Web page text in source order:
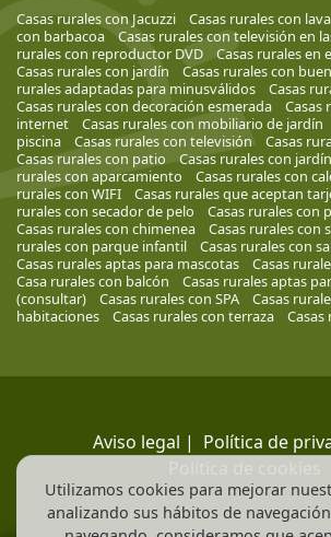
Casas rurales con Jacuzzi Casas rurales con
con barbacoa
Casas rurales con televisión en
rurales con reproductor DVD
Casas rurales en
Casas rurales con jardín
Casas rurales con
rurales adaptadas para minusválidos
Casas
Casas rurales con decoración esmerada
Casas
internet
Casas rurales con mobiliario de jardín
piscina
Casas rurales con televisión
Casas
Casas rurales con patio
Casas rurales con
rurales con aparcamiento
Casas rurales con
rurales con WIFI
Casas rurales que aceptan
rurales con secador de pelo
Casas rurales con
Casas rurales con chimenea
Casas rurales con
rurales con parque infantil
Casas rurales con
Casas rurales aptas para mascotas
Casas
Casa rurales con balcón
Casas rurales aptas
(consultar)
Casas rurales con SPA
Casas
habitaciones
Casas rurales con terraza Casas
Aviso legal | Política de
Política de cookies
Utilizamos cookies para mejorar
analizando sus hábitos de